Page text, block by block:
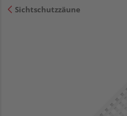
Sichtschutzzäune